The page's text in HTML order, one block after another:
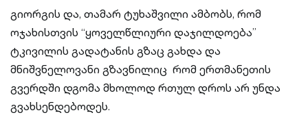
გიორგის და, თამარ ტუხაშვილი ამბობს, რომ
ოჯახისთვის “ყოველწლიური დაჯილდოება”
ტკივილის გადატანის გზაც გახდა და
მნიშვნელოვანი გზავნილიც რომ ერთმანეთის
გვერდში დგომა მხოლოდ რთულ დროს არ უნდა
გვახსენდებოდეს.